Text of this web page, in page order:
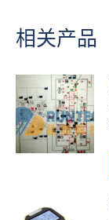
相关产品